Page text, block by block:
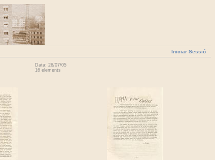
Iniciar Sessió
Data: 26/07/05
16 elements